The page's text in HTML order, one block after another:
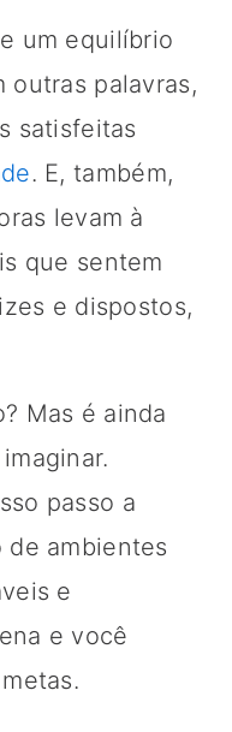
um equilíbrio
outras palavras,
satisfeitas
. E, também,
levam à
que sentem
e dispostos,
Mas é ainda
passo a
de ambientes
e
e você